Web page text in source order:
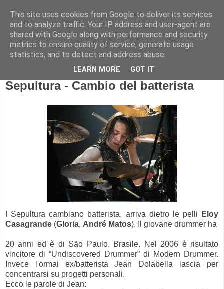
Sepultura - Cambio del batterista
I Sepultura cambiano batterista, arriva dietro le pelli
Eloy
Casagrande (Gloria, André Matos). Il giovane drummer ha
20 anni ed è di São Paulo, Brasile. Nel 2006 è risultato
vincitore di “Undiscovered Drummer” di Modern Drummer.
Invece l'ormai ex/batterista Jean Dolabella lascia per
concentrarsi su progetti personali.
Ecco le parole di Jean:
This site uses cookies from Google to deliver its services
and to analyze traffic. Your IP address and user-agent are
shared with Google along with performance and security
metrics to ensure quality of service, generate usage
statistics, and to detect and address abuse.
LEARN MORE GOT IT